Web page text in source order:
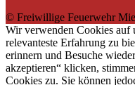
© Freiwillige Feuerwehr
Wir verwenden Cookies auf
relevanteste Erfahrung zu
erinnern und Besuche
akzeptieren“ klicken,
Cookies zu. Sie können